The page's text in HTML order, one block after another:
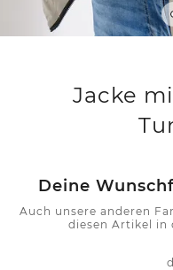
Jacke
Deine
Auch unsere anderen
diesen Artikel in